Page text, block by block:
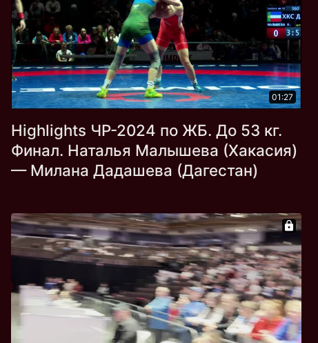
01:27
Highlights ЧР-2024 по ЖБ. До 53 кг.
Финал. Наталья Малышева (Хакасия)
— Милана Дадашева (Дагестан)